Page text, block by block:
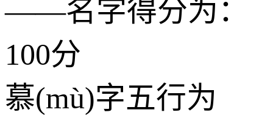
——名字得分为：
100分
慕(mù)字五行为